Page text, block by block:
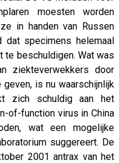
moesten worden
in handen van Russen
dat specimens helemaal
te beschuldigen. Wat was
ziekteverwekkers door
is nu waarschijnlijk
zich schuldig aan het
of-function virus in China
wat een mogelijke
suggereert. De
2001 antrax van het